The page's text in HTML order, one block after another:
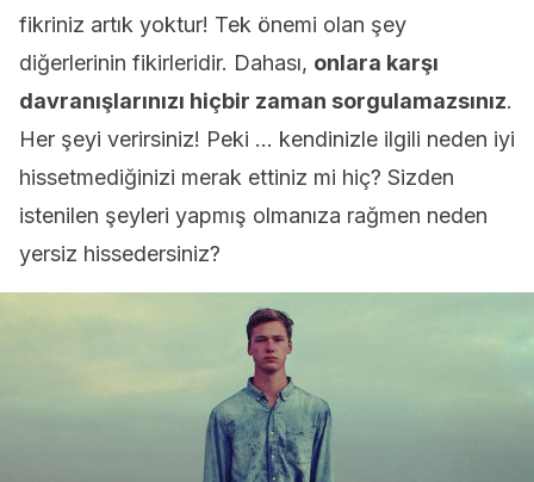
fikriniz artık yoktur! Tek önemi olan şey
diğerlerinin fikirleridir. Dahası, onlara karşı
davranışlarınızı hiçbir zaman sorgulamazsınız.
Her şeyi verirsiniz! Peki … kendinizle ilgili neden iyi
hissetmediğinizi merak ettiniz mi hiç? Sizden
istenilen şeyleri yapmış olmanıza rağmen neden
yersiz hissedersiniz?